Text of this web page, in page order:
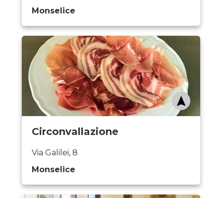
Monselice
Circonvallazione
Via Galilei, 8
Monselice